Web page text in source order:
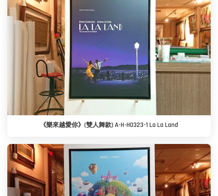
《樂來越愛你》(雙人舞款) A-H-H0323-1 La La Land